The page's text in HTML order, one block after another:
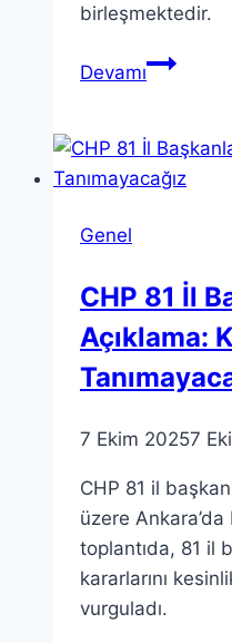
birleşmektedir.
DevamıLiderlik:
için
Genel
CHP 81 İl
Açıklama:
7 Ekim 20257
CHP 81 il
üzere
toplantıda, 81 il
kararlarını
vurguladı.